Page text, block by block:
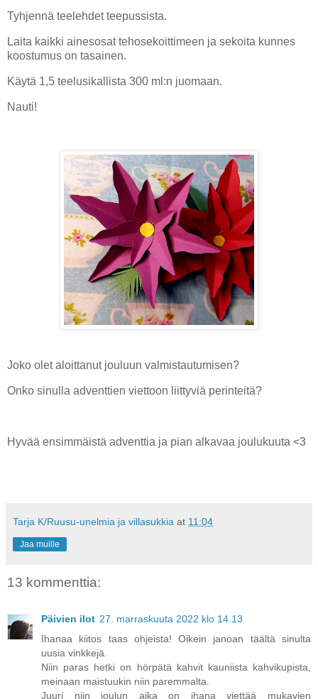
Tyhjennä teelehdet teepussista.
Laita kaikki ainesosat tehosekoittimeen ja sekoita kunnes
koostumus on tasainen.
Käytä 1,5 teelusikallista 300 ml:n juomaan.
Nauti!
Joko olet aloittanut jouluun valmistautumisen?
Onko sinulla adventtien viettoon liittyviä perinteitä?
Hyvää ensimmäistä adventtia ja pian alkavaa joulukuuta <3
Tarja K/Ruusu-unelmia ja villasukkia at 11:04
Jaa muille
13 kommenttia:
Päivien ilot 27. marraskuuta 2022 klo 14.13
Ihanaa kiitos taas ohjeista! Oikein janoan täältä sinulta
uusia vinkkejä.
Niin paras hetki on hörpätä kahvit kauniista kahvikupista,
meinaan maistuukin niin paremmalta.
Juuri niin joulun aika on ihana viettää mukavien